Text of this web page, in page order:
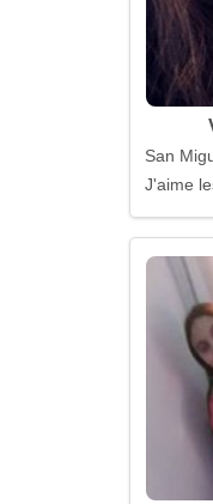
San
J'aime